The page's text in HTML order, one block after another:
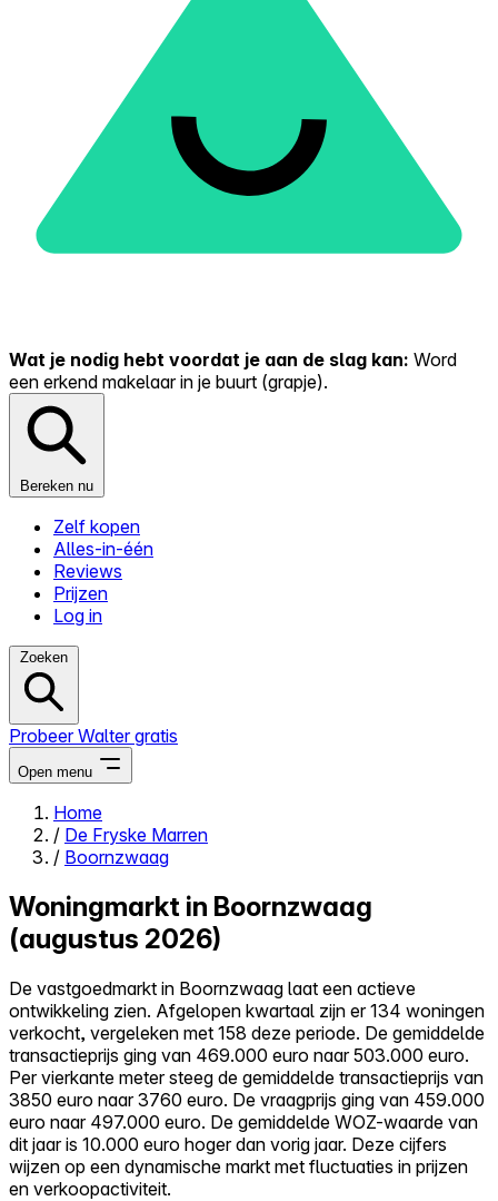
Wat je nodig hebt voordat je aan de slag kan: Word
een erkend makelaar in je buurt (grapje).
Bereken nu
Zelf kopen
Alles-in-één
Reviews
Prijzen
Log in
Zoeken
Probeer Walter gratis
Open menu
Close menu
Alles-in-één
Reviews
Prijzen
Log in
Probeer Walter gratis
Home
/ De Fryske Marren
/ Boornzwaag
Woningmarkt in Boornzwaag
(augustus 2026)
De vastgoedmarkt in Boornzwaag laat een actieve
ontwikkeling zien. Afgelopen kwartaal zijn er 134 woningen
verkocht, vergeleken met 158 deze periode. De gemiddelde
transactieprijs ging van 469.000 euro naar 503.000 euro.
Per vierkante meter steeg de gemiddelde transactieprijs van
3850 euro naar 3760 euro. De vraagprijs ging van 459.000
euro naar 497.000 euro. De gemiddelde WOZ-waarde van
dit jaar is 10.000 euro hoger dan vorig jaar. Deze cijfers
wijzen op een dynamische markt met fluctuaties in prijzen
en verkoopactiviteit.